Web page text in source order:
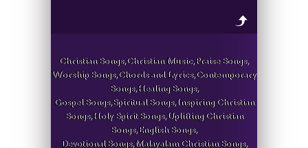
Christian Songs, Christian Music, Praise Songs,
Worship Songs, Chords and Lyrics, Contemporary
Songs, Healing Songs,
Gospel Songs, Spiritual Songs, Inspiring Christian
Songs, Holy Spirit Songs, Uplifting Christian
Songs, English Songs,
Devotional Songs, Malayalam Christian Songs,